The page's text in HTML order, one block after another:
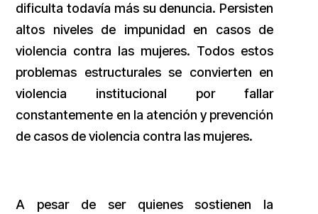
dificulta todavía más su denuncia. Persisten
altos niveles de impunidad en casos de
violencia contra las mujeres. Todos estos
problemas estructurales se convierten en
violencia institucional por fallar
constantemente en la atención y prevención
de casos de violencia contra las mujeres.
A pesar de ser quienes sostienen la